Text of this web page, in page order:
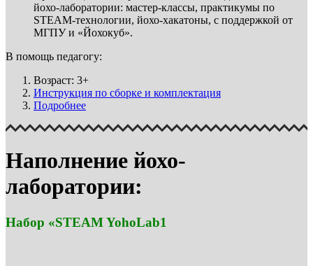
йохо-лаборатории: мастер-классы, практикумы по
STEAM-технологии, йохо-хакатоны, с поддержкой от
МГПУ и «Йохокуб».
В помощь педагогу:
Возраст: 3+
Инструкция по сборке и комплектация
Подробнее
Наполнение йохо-
лаборатории:
Набор «STEAM YohoLab1